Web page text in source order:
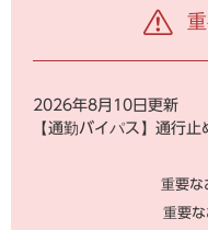
2026年8月10日更新
【通勤バイパス】通行
重要な
重要な